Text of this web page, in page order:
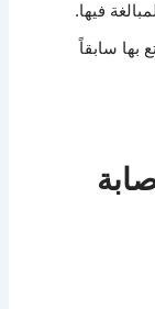
فيها.
بها سابقاً